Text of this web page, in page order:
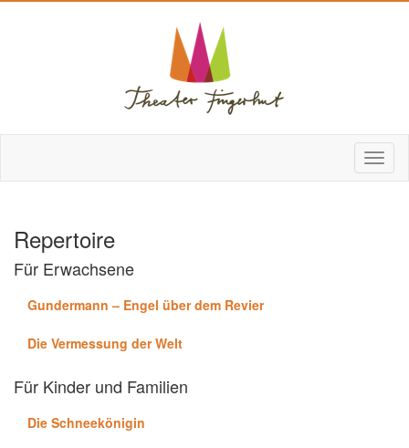
Repertoire
Für Erwachsene
Gundermann – Engel über dem Revier
Die Vermessung der Welt
Für Kinder und Familien
Die Schneekönigin